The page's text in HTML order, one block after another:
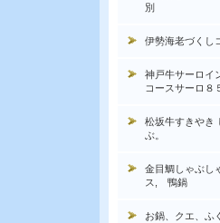
別
伊勢海老づくし
神戸牛サーロイ
コースサーロ８
松坂牛すきやき
ぶ。
金目鯛しゃぶし
ス, 鴨鍋
お鍋、クエ、ふ